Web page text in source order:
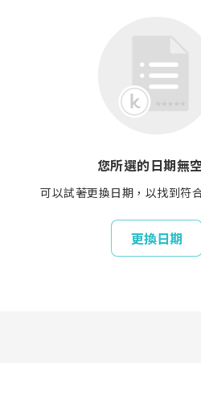
您所選的日期無
可以試著更換日期，以找到符
更換日期